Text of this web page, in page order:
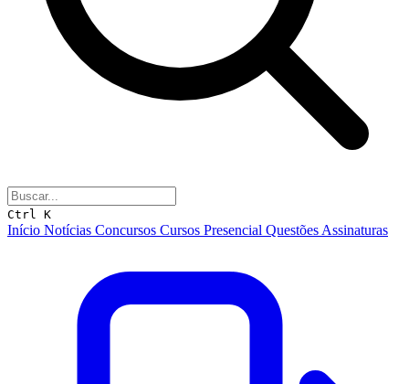
Ctrl K
Início Notícias Concursos Cursos Presencial Questões Assinaturas